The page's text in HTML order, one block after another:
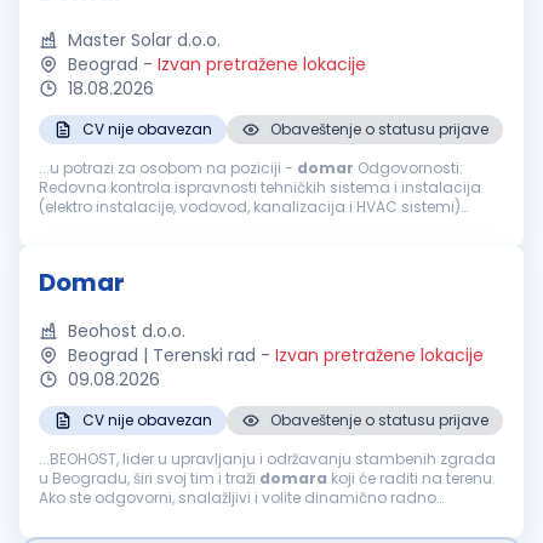
Master Solar d.o.o.
Beograd - Izvan pretražene lokacije
18.08.2026
CV nije obavezan
Obaveštenje o statusu prijave
...u potrazi za osobom na poziciji - domar Odgovornosti:
Redovna kontrola ispravnosti tehničkih sistema i instalacija
(elektro instalacije, vodovod, kanalizacija i HVAC sistemi)
Domar
Beohost d.o.o.
Beograd | Terenski rad - Izvan pretražene lokacije
09.08.2026
CV nije obavezan
Obaveštenje o statusu prijave
...BEOHOST, lider u upravljanju i održavanju stambenih zgrada
u Beogradu, širi svoj tim i traži domara koji će raditi na terenu.
Ako ste odgovorni, snalažljivi i volite dinamično radno